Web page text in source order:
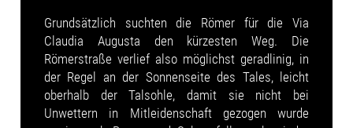
Grundsätzlich suchten die Römer für die Via
Claudia Augusta den kürzesten Weg. Die
Römerstraße verlief also möglichst geradlinig, in
der Regel an der Sonnenseite des Tales, leicht
oberhalb der Talsohle, damit sie nicht bei
Unwettern in Mitleidenschaft gezogen wurde